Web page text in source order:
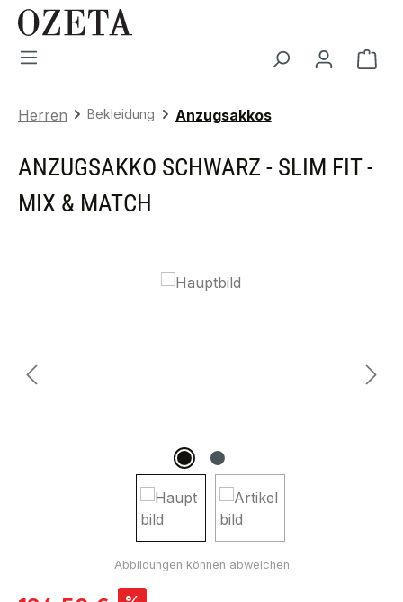
Zum Hauptinhalt springen
Herren Bekleidung Anzugsakkos
ANZUGSAKKO SCHWARZ - SLIM FIT -
MIX & MATCH
Bildergalerie überspringen
Verkaufspreis: